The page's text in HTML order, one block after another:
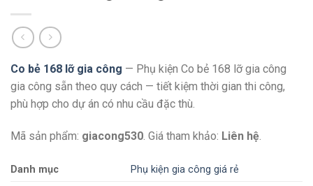
Co bẻ 168 lỡ gia công — Phụ kiện Co bẻ 168 lỡ gia công
gia công sẵn theo quy cách — tiết kiệm thời gian thi công,
phù hợp cho dự án có nhu cầu đặc thù.
Mã sản phẩm: giacong530 . Giá tham khảo: Liên hệ
Danh mục
Phụ kiện gia công giá rẻ